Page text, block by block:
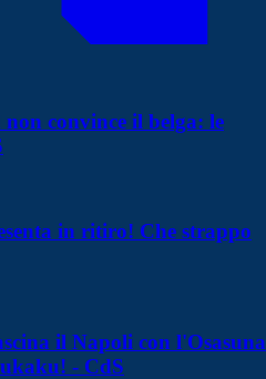
convince il belga: le
in ritiro! Che strappo
il Napoli con l'Osasuna
- CdS